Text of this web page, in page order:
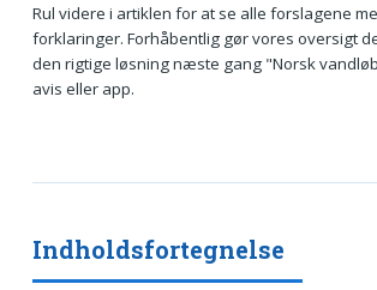
Rul videre i artiklen for at se alle forslagene
forklaringer. Forhåbentlig gør vores oversigt
den rigtige løsning næste gang "Norsk
avis eller app.
Indholdsfortegnelse